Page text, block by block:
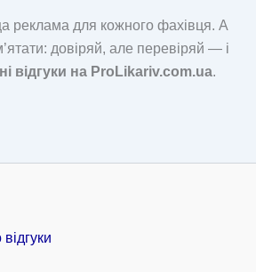
реклама для кожного фахівця. А
довіряй, але перевіряй — і
відгуки на ProLikariv.com.ua.